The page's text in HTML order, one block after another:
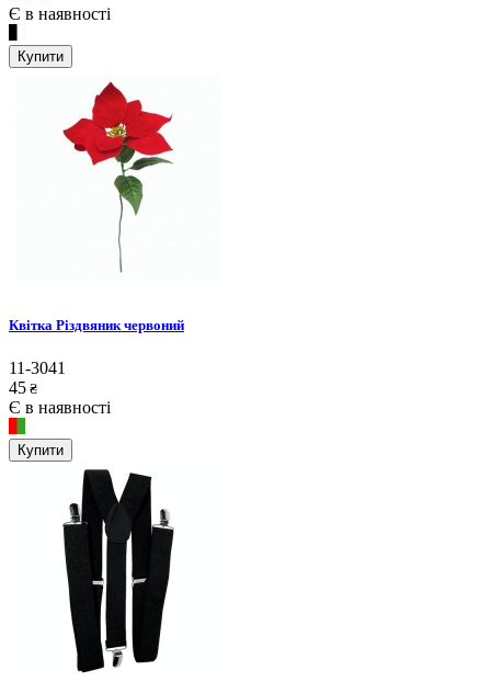
Є в наявності
Купити
Квітка Різдвяник червоний
11-3041
45 ₴
Є в наявності
Купити